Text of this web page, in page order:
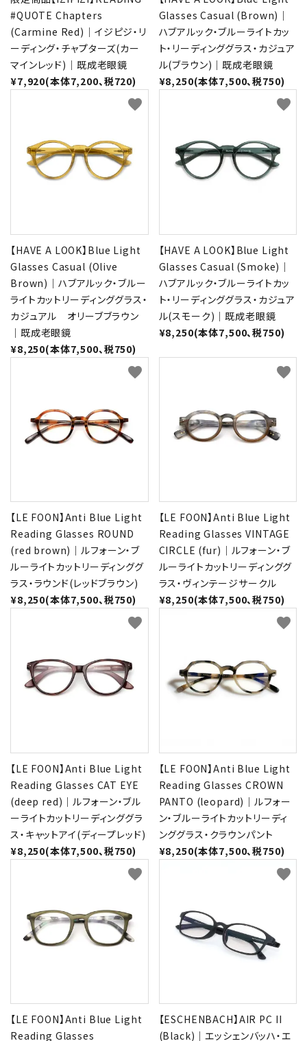
#QUOTE Chapters
(Carmine Red)｜イジピジ・リ
ーディング・チャプターズ(カー
マインレッド)｜既成老眼鏡
¥7,920(本体7,200、税720)
Glasses Casual (Brown)｜
ハブアルック・ブルーライトカッ
ト・リーディンググラス・カジュア
ル(ブラウン)｜既成老眼鏡
¥8,250(本体7,500、税750)
【HAVE A LOOK】Blue Light
Glasses Casual (Olive
Brown)｜ハブアルック・ブルー
ライトカットリーディンググラス・
カジュアル オリーブブラウン
｜既成老眼鏡
¥8,250(本体7,500、税750)
favorite
【HAVE A LOOK】Blue Light
Glasses Casual (Smoke)｜
ハブアルック・ブルーライトカッ
ト・リーディンググラス・カジュア
ル(スモーク)｜既成老眼鏡
¥8,250(本体7,500、税750)
favorite
【LE FOON】Anti Blue Light
Reading Glasses ROUND
(red brown)｜ルフォーン・ブ
ルーライトカットリーディンググ
ラス・ラウンド(レッドブラウン)
¥8,250(本体7,500、税750)
favorite
【LE FOON】Anti Blue Light
Reading Glasses VINTAGE
CIRCLE (fur)｜ルフォーン・ブ
ルーライトカットリーディンググ
ラス・ヴィンテージサークル
¥8,250(本体7,500、税750)
favorite
【LE FOON】Anti Blue Light
Reading Glasses CAT EYE
(deep red)｜ルフォーン・ブル
ーライトカットリーディンググラ
ス・キャットアイ(ディープレッド)
¥8,250(本体7,500、税750)
favorite
【LE FOON】Anti Blue Light
Reading Glasses CROWN
PANTO (leopard)｜ルフォー
ン・ブルーライトカットリーディ
ンググラス・クラウンパント
¥8,250(本体7,500、税750)
favorite
【LE FOON】Anti Blue Light
Reading Glasses
favorite
【ESCHENBACH】AIR PC II
(Black)｜エッシェンバッハ・エ
favorite